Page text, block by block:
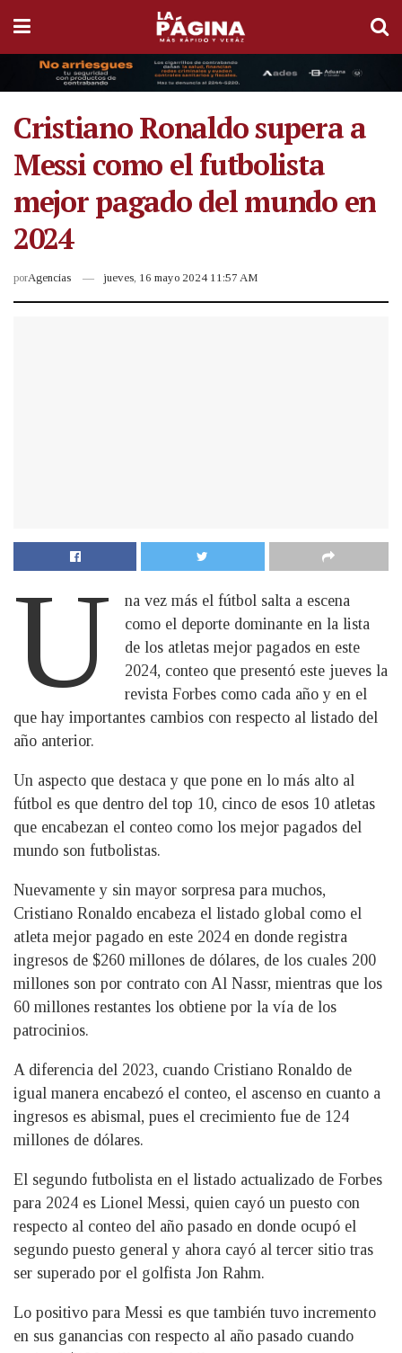
Cristiano Ronaldo supera a
Messi como el futbolista
mejor pagado del mundo en
2024
porAgencias jueves, 16 mayo 2024 11:57 AM
U
na vez más el fútbol salta a escena
como el deporte dominante en la lista
de los atletas mejor pagados en este
2024, conteo que presentó este jueves la
revista Forbes como cada año y en el
que hay importantes cambios con respecto al listado del
año anterior.
Un aspecto que destaca y que pone en lo más alto al
fútbol es que dentro del top 10, cinco de esos 10 atletas
que encabezan el conteo como los mejor pagados del
mundo son futbolistas.
Nuevamente y sin mayor sorpresa para muchos,
Cristiano Ronaldo encabeza el listado global como el
atleta mejor pagado en este 2024 en donde registra
ingresos de $260 millones de dólares, de los cuales 200
millones son por contrato con Al Nassr, mientras que los
60 millones restantes los obtiene por la vía de los
patrocinios.
A diferencia del 2023, cuando Cristiano Ronaldo de
igual manera encabezó el conteo, el ascenso en cuanto a
ingresos es abismal, pues el crecimiento fue de 124
millones de dólares.
El segundo futbolista en el listado actualizado de Forbes
para 2024 es Lionel Messi, quien cayó un puesto con
respecto al conteo del año pasado en donde ocupó el
segundo puesto general y ahora cayó al tercer sitio tras
ser superado por el golfista Jon Rahm.
Lo positivo para Messi es que también tuvo incremento
en sus ganancias con respecto al año pasado cuando